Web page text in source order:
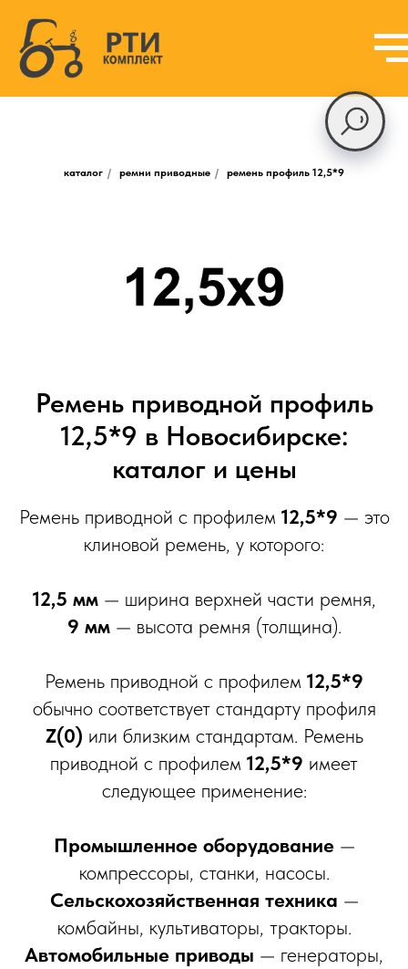
каталог / ремни приводные / ремень профиль 12,5*9
Ремень приводной профиль
12,5*9 в Новосибирске:
каталог и цены
Ремень приводной с профилем 12,5*9 — это
клиновой ремень, у которого:
12,5 мм— ширина верхней части ремня,
9 мм— высота ремня (толщина).
Ремень приводной с профилем 12,5*9
обычно соответствует стандарту профиля
Z(0) или близким стандартам. Ремень
приводной с профилем 12,5*9 имеет
следующее применение:
Промышленное оборудование —
компрессоры, станки, насосы.
Сельскохозяйственная техника —
комбайны, культиваторы, тракторы.
Автомобильные приводы — генераторы,